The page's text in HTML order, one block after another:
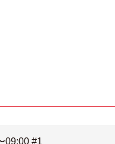
09:00 #1